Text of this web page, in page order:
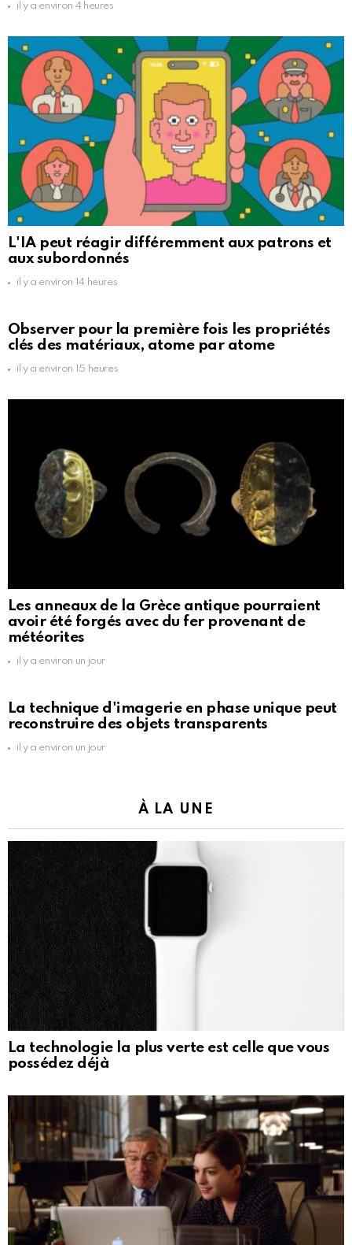
il y a environ 4 heures
L'IA peut réagir différemment aux patrons et
aux subordonnés
il y a environ 14 heures
Observer pour la première fois les propriétés
clés des matériaux, atome par atome
il y a environ 15 heures
Les anneaux de la Grèce antique pourraient
avoir été forgés avec du fer provenant de
météorites
il y a environ un jour
La technique d'imagerie en phase unique peut
reconstruire des objets transparents
il y a environ un jour
À LA UNE
La technologie la plus verte est celle que vous
possédez déjà